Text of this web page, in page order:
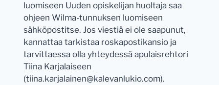
luomiseen Uuden opiskelijan huoltaja saa
ohjeen Wilma-tunnuksen luomiseen
sähköpostitse. Jos viestiä ei ole saapunut,
kannattaa tarkistaa roskapostikansio ja
tarvittaessa olla yhteydessä apulaisrehtori
Tiina Karjalaiseen
(tiina.karjalainen@kalevanlukio.com).